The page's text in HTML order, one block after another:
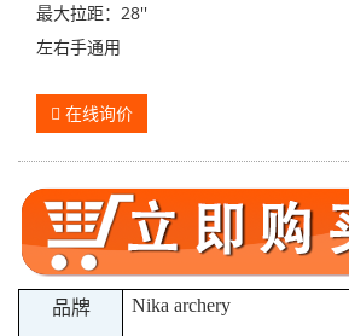
最大拉距：28''
左右手通用
在线询价
品牌 Nika archery